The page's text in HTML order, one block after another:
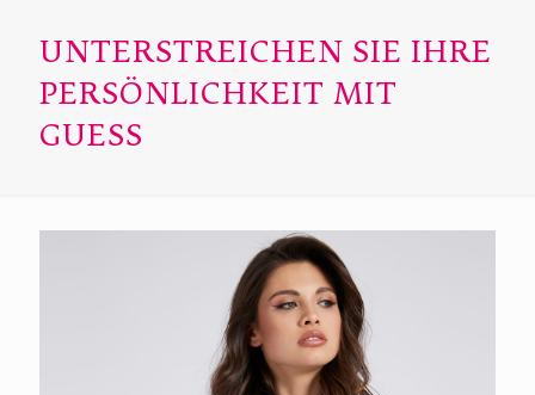
UNTERSTREICHEN SIE IHRE
PERSÖNLICHKEIT MIT
GUESS